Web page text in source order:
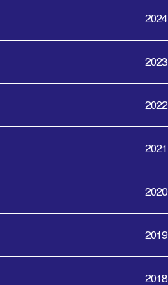
2024
2023
2022
2021
2020
2019
2018